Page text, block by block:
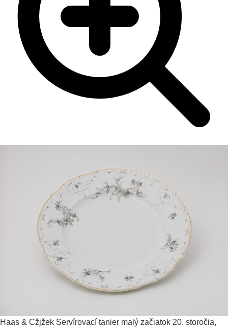
Haas & Cžjžek Servírovací tanier malý začiatok 20. storočia,